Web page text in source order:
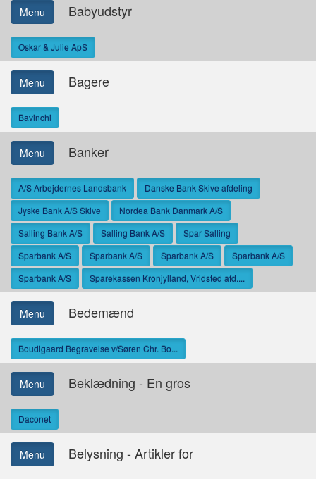
Menu Babyudstyr
Oskar & Julie ApS
Menu Bagere
Bavinchi
Menu Banker
A/S Arbejdernes Landsbank
Danske Bank Skive afdeling
Jyske Bank A/S Skive
Nordea Bank Danmark A/S
Salling Bank A/S
Salling Bank A/S
Spar Salling
Sparbank A/S
Sparbank A/S Sparbank A/S
Sparbank A/S
Sparbank A/S
Sparekassen Kronjylland, Vridsted afd....
Menu Bedemænd
Boudigaard Begravelse v/Søren Chr. Bo...
Menu Beklædning - En gros
Daconet
Menu Belysning - Artikler for